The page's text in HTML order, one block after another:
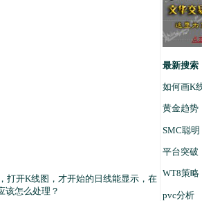
打开K线图，才开始的日线能显示，在
该怎么处理？
最新搜索
如何画K
黄金趋势
SMC聪明
平台突破
WT8策略
pvc分析